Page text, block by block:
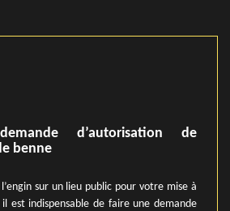
d’autorisation de
benne
sur un lieu public pour votre mise à
est indispensable de faire une demande